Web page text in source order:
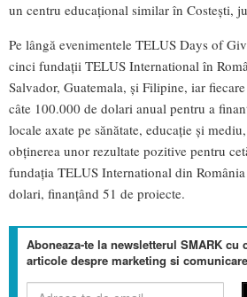
un centru educațional similar în Costești,
Pe lângă evenimentele TELUS Days of
cinci fundații TELUS International în
Salvador, Guatemala, și Filipine, iar
câte 100.000 de dolari anual pentru a
locale axate pe sănătate, educație și
obținerea unor rezultate pozitive pentru
fundația TELUS International din
dolari, finanțând 51 de proiecte.
Aboneaza-te la newsletterul SMARK cu
articole despre marketing si comunicare